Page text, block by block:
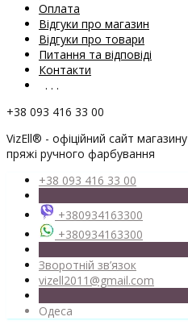
Оплата
Відгуки про магазин
Відгуки про товари
Питання та відповіді
Контакти
. . .
+38 093 416 33 00
VizEll® - офіційний сайт магазину
пряжі ручного фарбування
+38 093 416 33 00
+380934163300
+380934163300
Зворотній зв’язок
vizell2011@gmail.com
Одеса